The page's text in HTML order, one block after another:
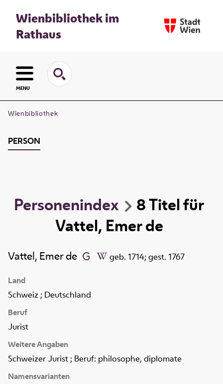
Wienbibliothek im
Rathaus
MENU
Wienbibliothek
PERSON
Personenindex 8Titelfür
Vattel, Emer de
Vattel, Emer de geb. 1714; gest. 1767
Land
Schweiz ; Deutschland
Beruf
Jurist
Weitere Angaben
Schweizer Jurist ; Beruf: philosophe, diplomate
Namensvarianten